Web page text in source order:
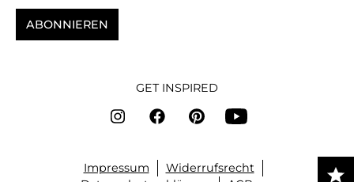
ABONNIEREN
GET INSPIRED
Impressum
Widerrufsrecht